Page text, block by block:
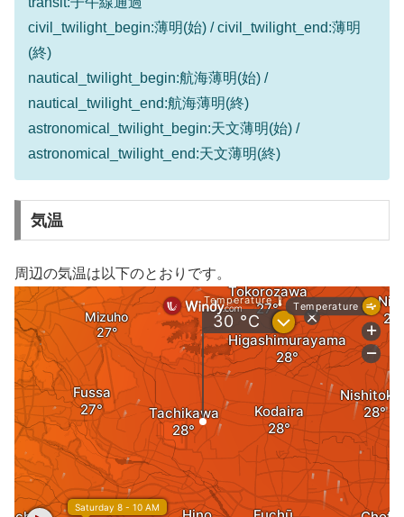
civil_twilight_begin:薄明(始) / civil_twilight_end:薄明
(終)
nautical_twilight_begin:航海薄明(始) /
nautical_twilight_end:航海薄明(終)
astronomical_twilight_begin:天文薄明(始) /
astronomical_twilight_end:天文薄明(終)
気温
周辺の気温は以下のとおりです。